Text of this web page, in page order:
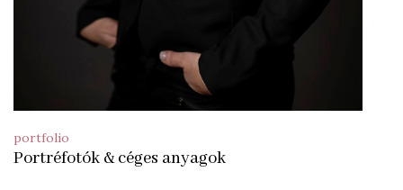
portfolio
Portréfotók & céges anyagok